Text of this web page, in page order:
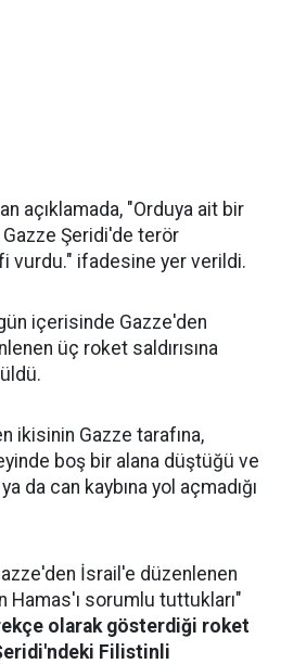
açıklamada, "Orduya ait bir
Gazze Şeridi'de terör
vurdu." ifadesine yer verildi.
gün içerisinde Gazze'den
üç roket saldırısına
ikisinin Gazze tarafına,
boş bir alana düştüğü ve
da can kaybına yol açmadığı
İsrail'e düzenlenen
Hamas'ı sorumlu tuttukları"
olarak gösterdiği roket
Filistinli